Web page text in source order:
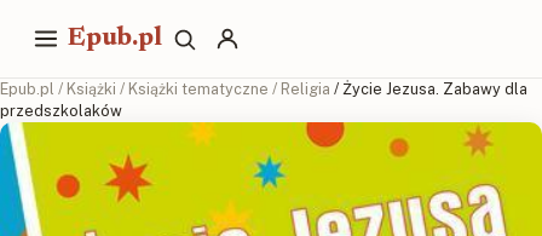
Epub.pl
Epub.pl / Książki / Książki tematyczne / Religia / Życie Jezusa. Zabawy dla
przedszkolaków